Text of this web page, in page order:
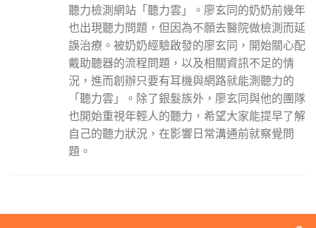
聽力檢測網站「聽力雲」。廖玄同的奶奶前幾年
也出現聽力問題，但因為不願去醫院做檢測而延
誤治療。被奶奶經驗啟發的廖玄同，開始關心配
戴助聽器的流程問題，以及相關資訊不足的情
況，進而創辦只要有耳機與網路就能測聽力的
「聽力雲」。除了銀髮族外，廖玄同與他的團隊
也開始重視年輕人的聽力，希望大家能提早了解
自己的聽力狀況，在影響日常溝通前就察覺問
題。